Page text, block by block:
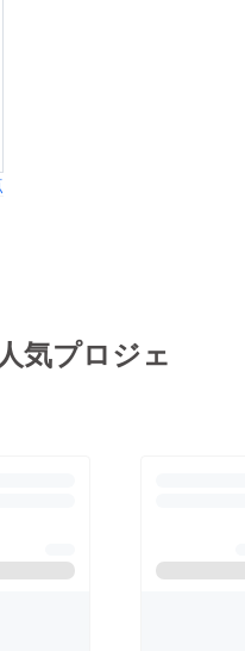
気プロジェ